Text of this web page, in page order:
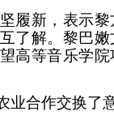
新，表示黎
了解。黎巴
高等音乐学
合作交换了